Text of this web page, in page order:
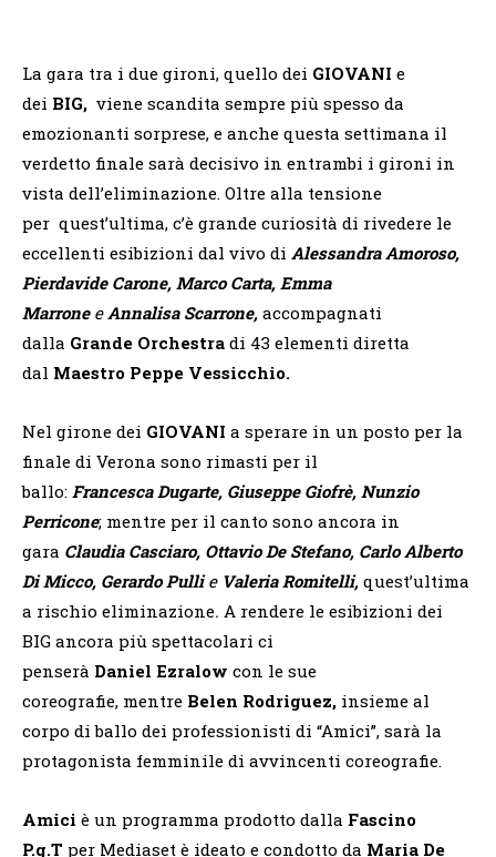
La gara tra i due gironi, quello dei GIOVANI e
dei BIG, viene scandita sempre più spesso da
emozionanti sorprese, e anche questa settimana il
verdetto finale sarà decisivo in entrambi i gironi in
vista dell’eliminazione. Oltre alla tensione
per quest’ultima, c’è grande curiosità di rivedere le
eccellenti esibizioni dal vivo di Alessandra Amoroso,
Pierdavide Carone, Marco Carta, Emma
Marrone eAnnalisa Scarrone, accompagnati
dalla Grande Orchestra di 43 elementi diretta
dal Maestro Peppe Vessicchio.
Nel girone dei GIOVANI a sperare in un posto per la
finale di Verona sono rimasti per il
ballo: Francesca Dugarte, Giuseppe Giofrè, Nunzio
Perricone; mentre per il canto sono ancora in
gara Claudia Casciaro, Ottavio De Stefano, Carlo Alberto
Di Micco, Gerardo Pullie Valeria Romitelli, quest’ultima
a rischio eliminazione. A rendere le esibizioni dei
BIG ancora più spettacolari ci
penserà Daniel Ezralow con le sue
coreografie, mentre Belen Rodriguez, insieme al
corpo di ballo dei professionisti di “Amici”, sarà la
protagonista femminile di avvincenti coreografie.
Amici è un programma prodotto dalla Fascino
P.g.T per Mediaset è ideato e condotto da Maria De